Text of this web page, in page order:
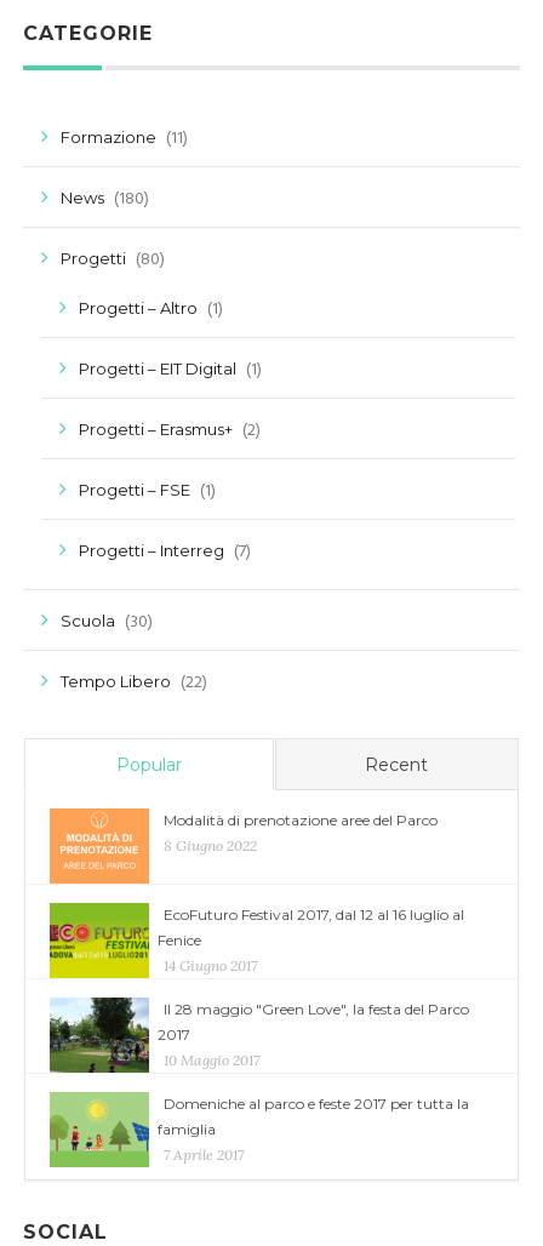
CATEGORIE
Formazione (11)
News (180)
Progetti (80)
Progetti – Altro (1)
Progetti – EIT Digital (1)
Progetti – Erasmus+ (2)
Progetti – FSE (1)
Progetti – Interreg (7)
Scuola (30)
Tempo Libero (22)
Popular Recent
Modalità di prenotazione aree del Parco
8 Giugno 2022
EcoFuturo Festival 2017, dal 12 al 16 luglio al
Fenice
14 Giugno 2017
Il 28 maggio "Green Love", la festa del Parco
2017
10 Maggio 2017
Domeniche al parco e feste 2017 per tutta la
famiglia
7 Aprile 2017
SOCIAL